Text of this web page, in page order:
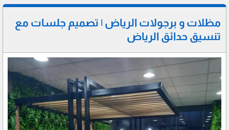
مظلات و برجولات الرياض | تصميم جلسات مع
تنسيق حدائق الرياض